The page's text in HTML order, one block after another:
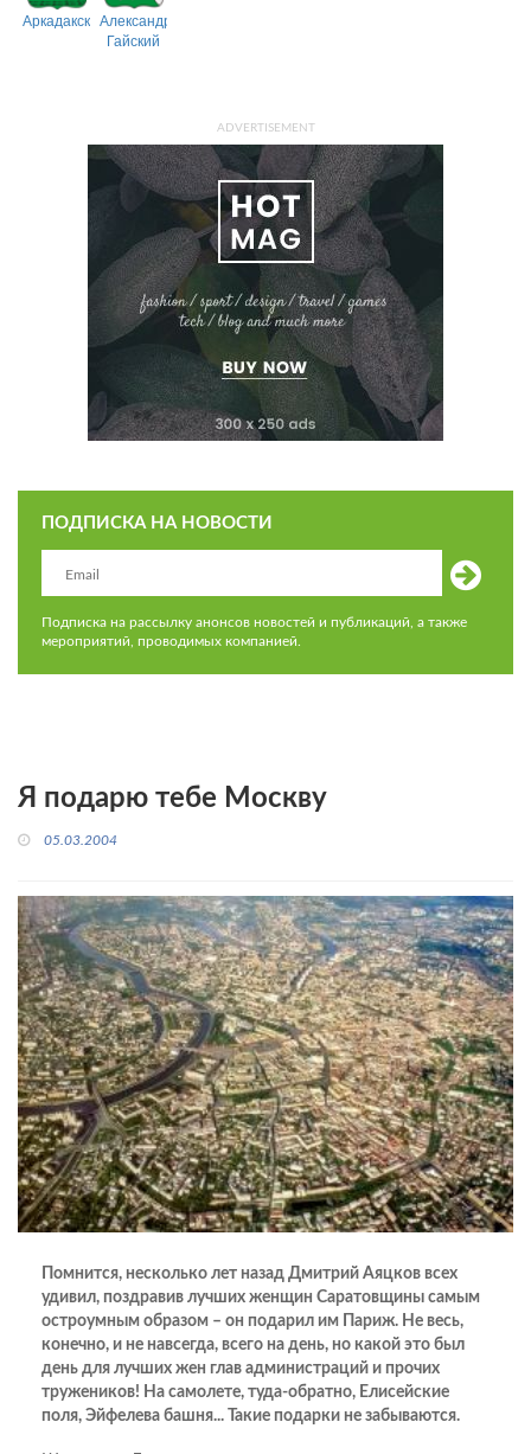
АркадакскийАлександрово-
Гайский
ADVERTISEMENT
ПОДПИСКА НА НОВОСТИ
Подписка на рассылку анонсов новостей и публикаций, а также
мероприятий, проводимых компанией.
Я подарю тебе Москву
05.03.2004
Помнится, несколько лет назад Дмитрий Аяцков всех
удивил, поздравив лучших женщин Саратовщины самым
остроумным образом – он подарил им Париж. Не весь,
конечно, и не навсегда, всего на день, но какой это был
день для лучших жен глав администраций и прочих
тружеников! На самолете, туда-обратно, Елисейские
поля, Эйфелева башня... Такие подарки не забываются.